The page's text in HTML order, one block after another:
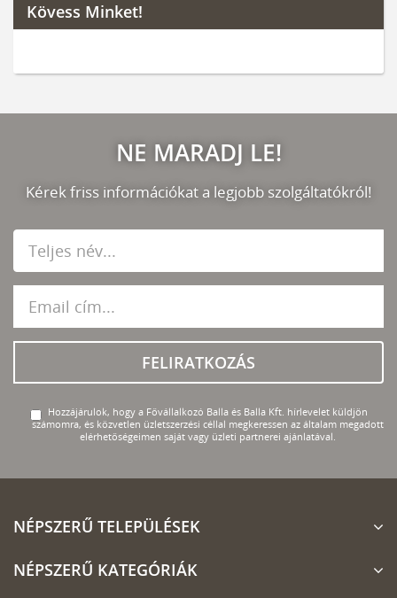
Kövess Minket!
NE MARADJ LE!
Kérek friss információkat a legjobb szolgáltatókról!
FELIRATKOZÁS
Hozzájárulok, hogy a Fővállalkozó Balla és Balla Kft. hírlevelet küldjön
számomra, és közvetlen üzletszerzési céllal megkeressen az általam megadott
elérhetőségeimen saját vagy üzleti partnerei ajánlatával.
NÉPSZERŰ TELEPÜLÉSEK
NÉPSZERŰ KATEGÓRIÁK